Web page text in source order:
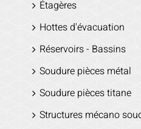
Étagères
Hottes d'évacuation
Réservoirs - Bassins
Soudure pièces métal
Soudure pièces titane
Structures mécano